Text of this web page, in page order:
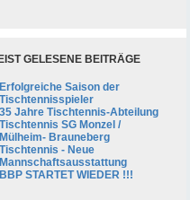
GELESENE BEITRÄGE
Erfolgreiche Saison der
Tischtennisspieler
35 Jahre Tischtennis-Abteilung
Tischtennis SG Monzel /
Mülheim- Brauneberg
Tischtennis - Neue
Mannschaftsausstattung
BBP STARTET WIEDER !!!